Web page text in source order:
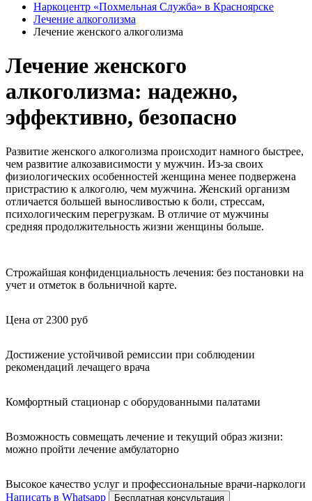
Наркоцентр «Похмельная Служба» в Красноярске
Лечение алкоголизма
Лечение женского алкоголизма
Лечение женского
алкоголизма: надежно,
эффективно, безопасно
Развитие женского алкоголизма происходит намного быстрее,
чем развитие алкозависимости у мужчин. Из-за своих
физиологических особенностей женщина менее подвержена
пристрастию к алкоголю, чем мужчина. Женский организм
отличается большей выносливостью к боли, стрессам,
психологическим перегрузкам. В отличие от мужчины
средняя продолжительность жизни женщины больше.
Строжайшая конфиденциальность лечения: без постановки на
учет и отметок в больничной карте.
Цена от 2300 руб
Достижение устойчивой ремиссии при соблюдении
рекомендаций лечащего врача
Комфортный стационар с оборудованными палатами
Возможность совмещать лечение и текущий образ жизни:
можно пройти лечение амбулаторно
Высокое качество услуг и профессиональные врачи-наркологи
Написать в Whatsapp
Бесплатная консультация